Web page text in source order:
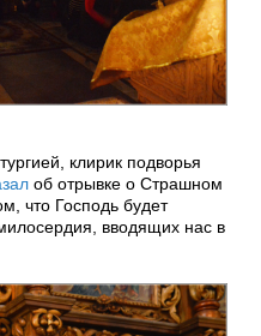
клирик подворья
об отрывке о Страшном
что Господь будет
вводящих нас в